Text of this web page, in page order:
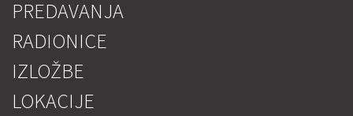
PREDAVANJA
RADIONICE
IZLOŽBE
LOKACIJE